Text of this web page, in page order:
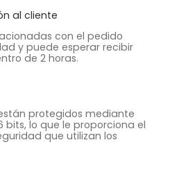
al cliente
con el pedido
y puede esperar recibir
de 2 horas.
protegidos mediante
bits, lo que le proporciona el
que utilizan los